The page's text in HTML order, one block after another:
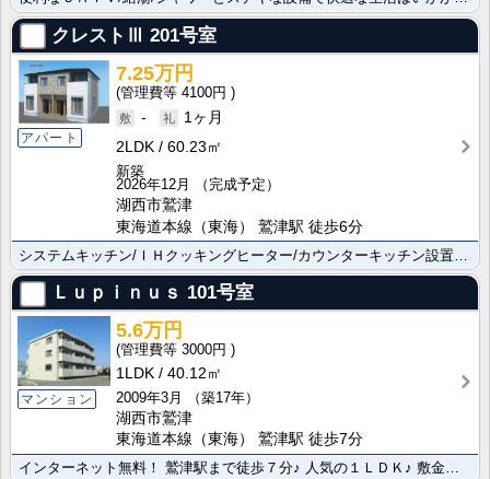
クレストⅢ 201号室
アパート
7.25万円
4100円
-
1ヶ月
2LDK
60.23㎡
新築
2026年12月
（完成予定）
湖西市鷲津
東海道本線（東海） 鷲津駅 徒歩6分
Ｌｕｐｉｎｕｓ 101号室
マンション
5.6万円
3000円
1LDK
40.12㎡
2009年3月
（築17年）
湖西市鷲津
東海道本線（東海） 鷲津駅 徒歩7分
インターネット無料！ 鷲津駅まで徒歩７分♪ 人気の１ＬＤＫ♪ 敷金０円で初期費用もお得になりました！